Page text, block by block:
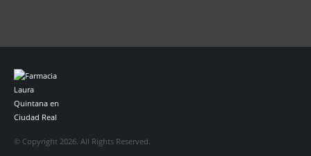
© Copyright 2026. All Rights Reserved.